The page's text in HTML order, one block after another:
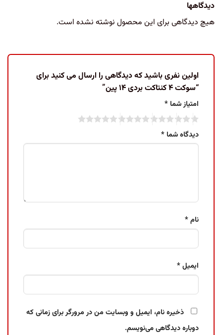
دیدگاهها
هیچ دیدگاهی برای این محصول نوشته نشده است.
اولین نفری باشید که دیدگاهی را ارسال می کنید برای
“سوکت ۴ کنتاکت بردی ۱۴ پین”
امتیاز شما *
دیدگاه شما *
نام*
ایمیل*
ذخیره نام، ایمیل و وبسایت من در مرورگر برای زمانی که
دوباره دیدگاهی می‌نویسم.